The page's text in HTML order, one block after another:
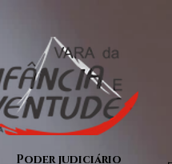
Poder judiciário